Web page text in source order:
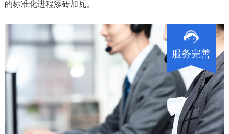
的标准化进程添砖加瓦。
服务完善